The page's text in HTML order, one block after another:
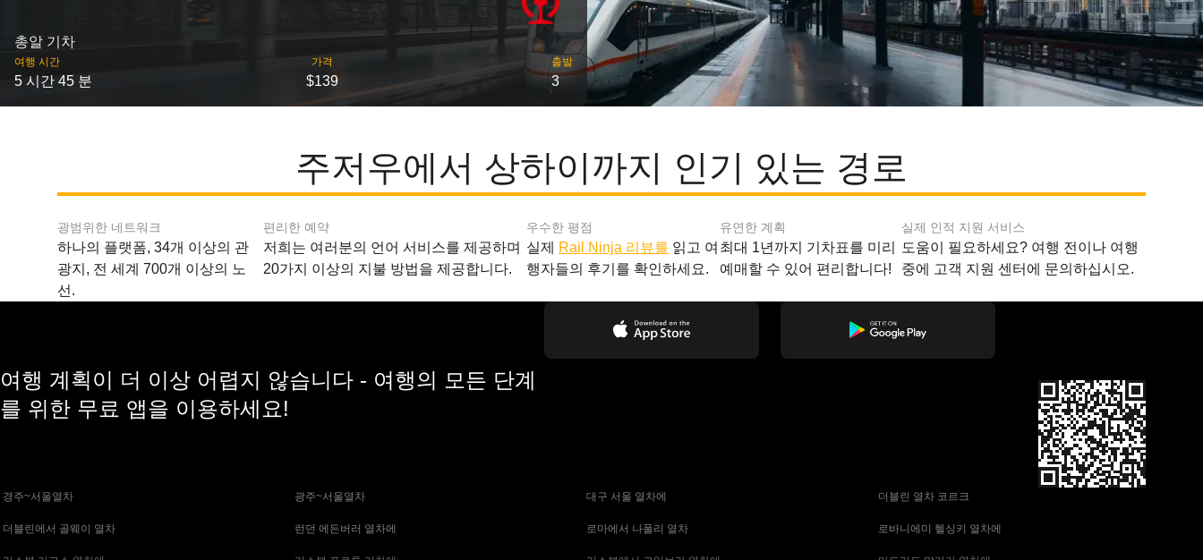
총알 기차
여행 시간
5 시간 45 분
가격
$139
출발
3
주저우에서 상하이까지 인기 있는 경로
광범위한 네트워크
하나의 플랫폼, 34개 이상의 관
광지, 전 세계 700개 이상의 노
선.
편리한 예약
저희는 여러분의 언어 서비스를 제공하며
20가지 이상의 지불 방법을 제공합니다.
우수한 평점
실제 Rail Ninja 리뷰를 읽고 여
행자들의 후기를 확인하세요.
유연한 계획
최대 1년까지 기차표를 미리
예매할 수 있어 편리합니다!
실제 인적 지원 서비스
도움이 필요하세요? 여행 전이나 여행
중에 고객 지원 센터에 문의하십시오.
여행 계획이 더 이상 어렵지 않습니다 - 여행의 모든 단계
를 위한 무료 앱을 이용하세요!
경주~서울열차 광주~서울열차 대구 서울 열차에 더블린 열차 코르크
더블린에서 골웨이 열차 런던 에든버러 열차에 로마에서 나폴리 열차 로바니에미 헬싱키 열차에